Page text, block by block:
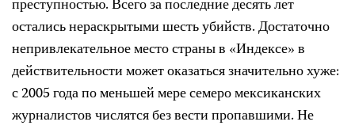
преступностью. Всего за последние десять лет
остались нераскрытыми шесть убийств. Достаточно
непривлекательное место страны в «Индексе» в
действительности может оказаться значительно хуже:
с 2005 года по меньшей мере семеро мексиканских
журналистов числятся без вести пропавшими. Не